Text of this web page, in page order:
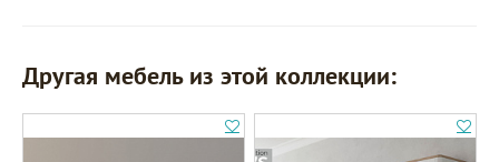
Другая мебель из этой коллекции: